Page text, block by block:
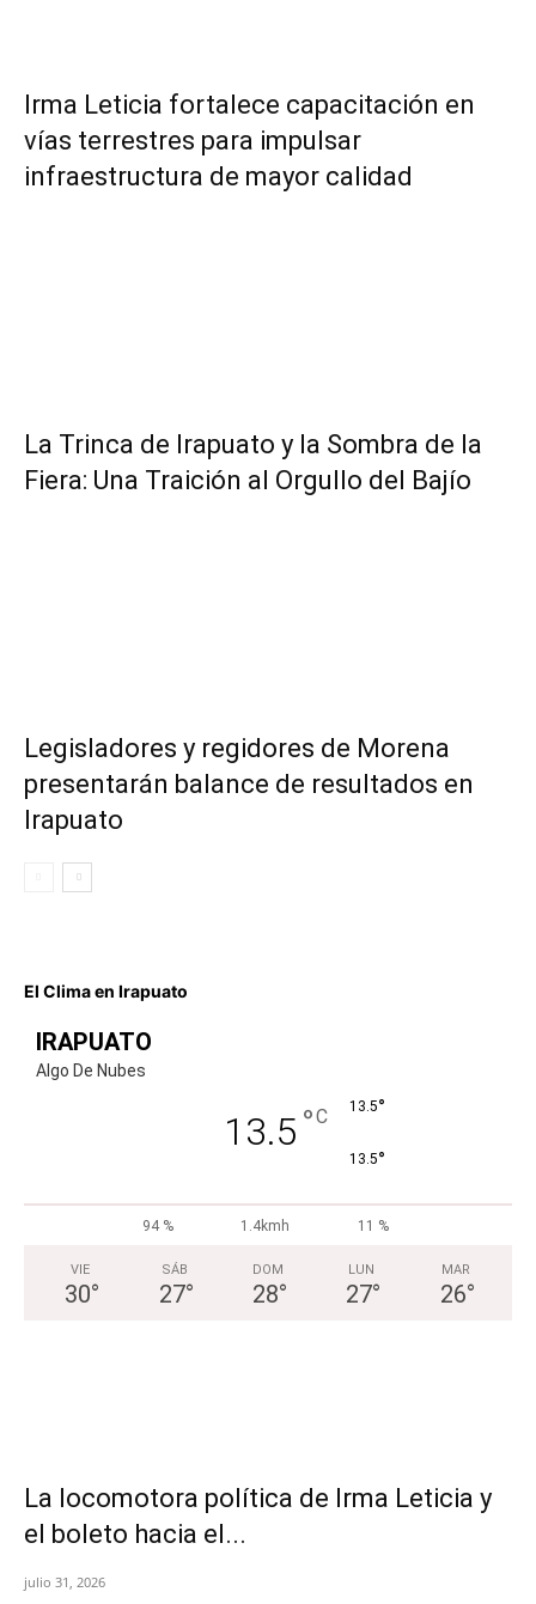
Irma Leticia fortalece capacitación en
vías terrestres para impulsar
infraestructura de mayor calidad
​La Trinca de Irapuato y la Sombra de la
Fiera: Una Traición al Orgullo del Bajío
Legisladores y regidores de Morena
presentarán balance de resultados en
Irapuato
El Clima en Irapuato
IRAPUATO
Algo De Nubes
13.5 °C 13.5°
13.5°
94 % 1.4kmh 11 %
VIE
30°
SÁB
27°
DOM
28°
LUN
27°
MAR
26°
La locomotora política de Irma Leticia y
el boleto hacia el...
julio 31, 2026